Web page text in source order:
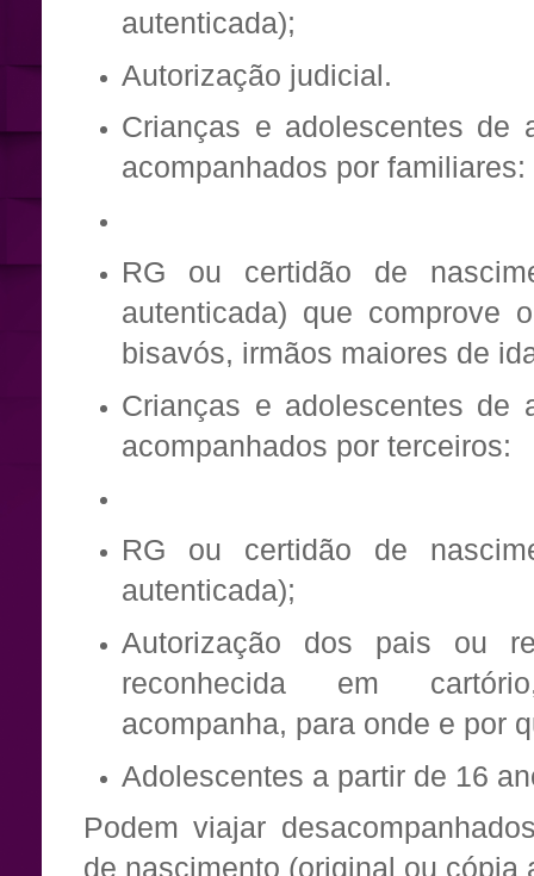
autenticada);
Autorização judicial.
Crianças e adolescentes de
acompanhados por familiares:
RG ou certidão de
autenticada) que comprove
bisavós, irmãos maiores de
Crianças e adolescentes de
acompanhados por terceiros:
RG ou certidão de
autenticada);
Autorização dos pais ou
reconhecida em
acompanha, para onde e por
Adolescentes a partir de 16
Podem viajar
de nascimento (original ou cópia